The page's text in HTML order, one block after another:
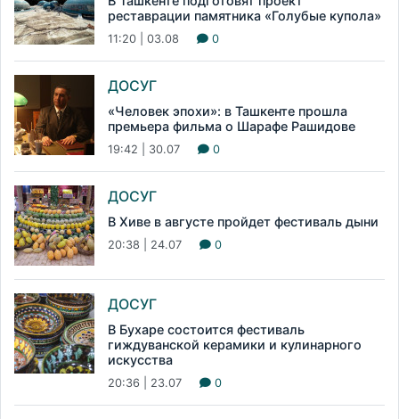
реставрации памятника «Голубые купола»
11:20 | 03.08 0
ДОСУГ
«Человек эпохи»: в Ташкенте прошла
премьера фильма о Шарафе Рашидове
19:42 | 30.07 0
ДОСУГ
В Хиве в августе пройдет фестиваль дыни
20:38 | 24.07 0
ДОСУГ
В Бухаре состоится фестиваль
гиждуванской керамики и кулинарного
искусства
20:36 | 23.07 0